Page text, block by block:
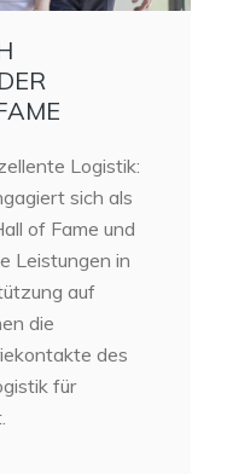
Logistik:
sich als
of Fame und
Leistungen in
auf
die
des
für